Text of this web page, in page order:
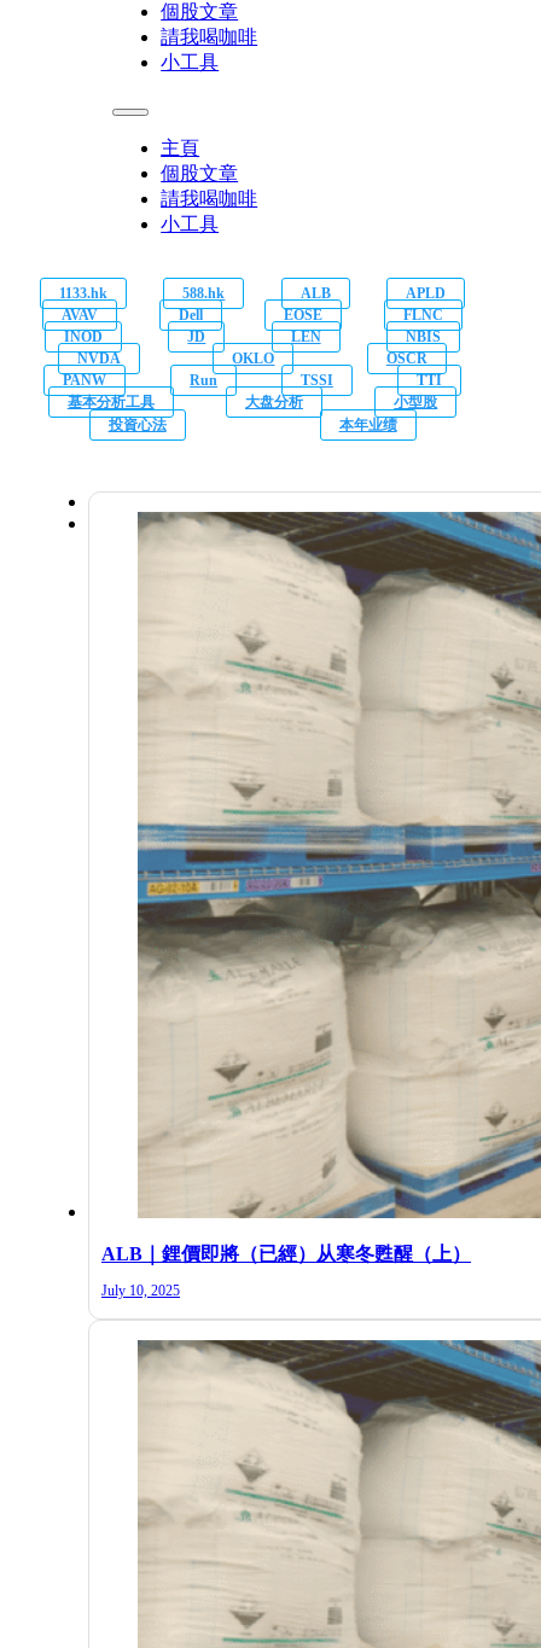
個股文章
請我喝咖啡
小工具
主頁
個股文章
請我喝咖啡
小工具
1133.hk 588.hk ALB
APLD
AVAV
Dell EOSE
FLNC
INOD
JD LEN
NBIS
NVDA
OKLO
OSCR
PANW
Run TSSI
TTI
基本分析工具
大盘分析
小型股
投資心法
本年业绩
ALB｜鋰價即將（已經）从寒冬甦醒（上）
July 10, 2025